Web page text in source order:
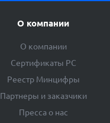
О компании
О компании
Сертификаты РС
Реестр Минцифры
Партнеры и заказчики
Пресса о нас